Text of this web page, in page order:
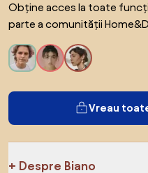
Obține acces la toate
parte a comunității
Vreau
Despre Biano